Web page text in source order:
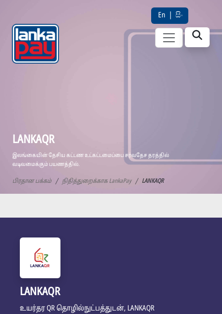
En සිං
LANKAQR
இலங்கையின் தேசிய கட்டண உட்கட்டமைப்பை சர்வதேச தரத்தில்
வடிவமைக்கும் பயணத்தில்.
பிரதான பக்கம் நிதித்துறைக்காக LankaPay LANKAQR
LANKAQR
உயர்தர QR தொழில்நுட்பத்துடன், LANKAQR